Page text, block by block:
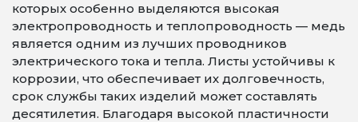
которых особенно выделяются высокая
электропроводность и теплопроводность — медь
является одним из лучших проводников
электрического тока и тепла. Листы устойчивы к
коррозии, что обеспечивает их долговечность,
срок службы таких изделий может составлять
десятилетия. Благодаря высокой пластичности